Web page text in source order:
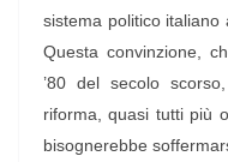
sistema politico italiano
Questa convinzione,
’80 del secolo
riforma, quasi tutti più
bisognerebbe